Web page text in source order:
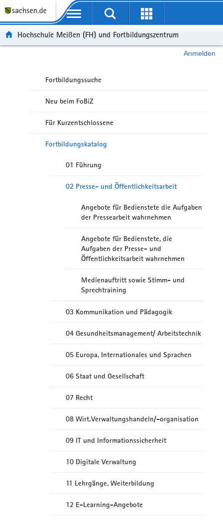
Portalübergreifende Navigation
Hochschule Meißen (FH) und Fortbildungszentrum
Anmelden
Fortbildungssuche
Neu beim FoBiZ
Für Kurzentschlossene
Fortbildungskatalog
01 Führung
02 Presse- und Öffentlichkeitsarbeit
Angebote für Bedienstete die Aufgaben
der Pressearbeit wahrnehmen
Angebote für Bedienstete, die
Aufgaben der Presse- und
Öffentlichkeitsarbeit wahrnehmen
Medienauftritt sowie Stimm- und
Sprechtraining
03 Kommunikation und Pädagogik
04 Gesundheitsmanagement/ Arbeitstechnik
05 Europa, Internationales und Sprachen
06 Staat und Gesellschaft
07 Recht
08 Wirt.Verwaltungshandeln/-organisation
09 IT und Informationssicherheit
10 Digitale Verwaltung
11 Lehrgänge, Weiterbildung
12 E-Learning-Angebote